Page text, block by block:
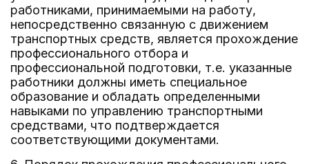
работниками, принимаемыми на работу,
непосредственно связанную с движением
транспортных средств, является прохождение
профессионального отбора и
профессиональной подготовки, т.е. указанные
работники должны иметь специальное
образование и обладать определенными
навыками по управлению транспортными
средствами, что подтверждается
соответствующими документами.